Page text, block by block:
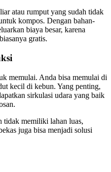
liar atau rumput yang sudah tidak
kompos. Dengan bahan-
biaya besar, karena
gratis.
memulai. Anda bisa memulai di
kecil di kebun. Yang penting,
sirkulasi udara yang baik
tidak memiliki lahan luas,
juga bisa menjadi solusi